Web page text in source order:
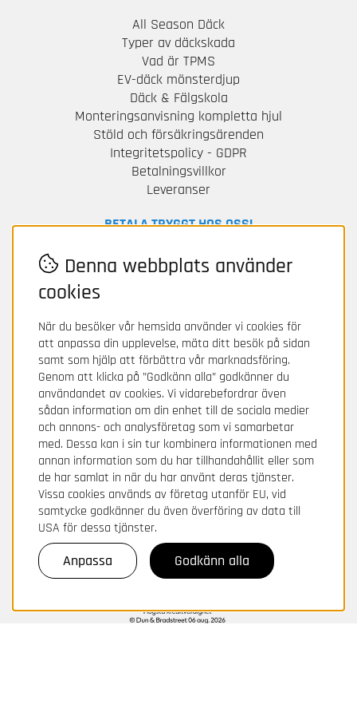
All Season Däck
Typer av däckskada
Vad är TPMS
EV-däck mönsterdjup
Däck & Fälgskola
Monteringsanvisning kompletta hjul
Stöld och försäkringsärenden
Integritetspolicy - GDPR
Betalningsvillkor
Leveranser
BETALA TRYGGT HOS OSS!
kontakta Avarda / Two.
Denna webbplats använder
cookies
När du besöker vår hemsida använder vi cookies för
att anpassa din upplevelse, mäta ditt besök på sidan
samt som hjälp att förbättra vår marknadsföring.
Genom att klicka på ”Godkänn alla” godkänner du
användandet av cookies. Vi vidarebefordrar även
sådan information om din enhet till de sociala medier
och annons- och analysföretag som vi samarbetar
med. Dessa kan i sin tur kombinera informationen med
annan information som du har tillhandahållit eller som
de har samlat in när du har använt deras tjänster.
Vissa cookies används av företag utanför EU, vid
samtycke godkänner du även överföring av data till
USA för dessa tjänster.
Anpassa Godkänn alla